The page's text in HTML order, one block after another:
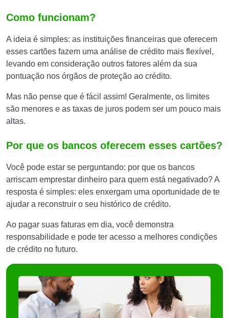
Como funcionam?
A ideia é simples: as instituições financeiras que oferecem
esses cartões fazem uma análise de crédito mais flexível,
levando em consideração outros fatores além da sua
pontuação nos órgãos de proteção ao crédito.
Mas não pense que é fácil assim! Geralmente, os limites
são menores e as taxas de juros podem ser um pouco mais
altas.
Por que os bancos oferecem esses cartões?
Você pode estar se perguntando: por que os bancos
arriscam emprestar dinheiro para quem está negativado? A
resposta é simples: eles enxergam uma oportunidade de te
ajudar a reconstruir o seu histórico de crédito.
Ao pagar suas faturas em dia, você demonstra
responsabilidade e pode ter acesso a melhores condições
de crédito no futuro.